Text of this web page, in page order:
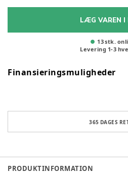
LÆG VAREN I
13 stk.
Levering 1-3
Finansieringsmuligheder
365 DAGES
PRODUKTINFORMATION